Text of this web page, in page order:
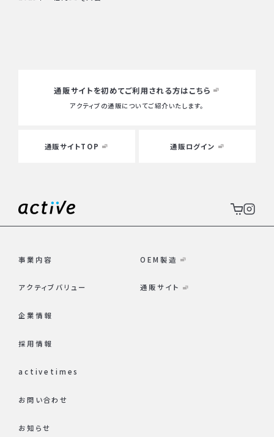
通販サイトを初めてご利用される方はこちら
アクティブの通販についてご紹介いたします。
通販サイトTOP 通販ログイン
事業内容
アクティブバリュー
企業情報
採用情報
activetimes
お問い合わせ
お知らせ
OEM製造
通販サイト